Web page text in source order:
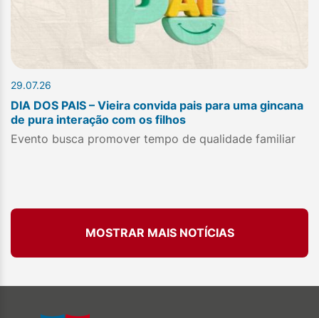
29.07.26
DIA DOS PAIS – Vieira convida pais para uma gincana
de pura interação com os filhos
Evento busca promover tempo de qualidade familiar
MOSTRAR MAIS NOTÍCIAS